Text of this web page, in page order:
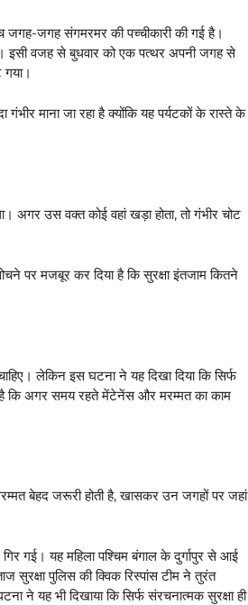
जगह संगमरमर की पच्चीकारी की गई है।
इसी वजह से बुधवार को एक पत्थर अपनी जगह से
माना जा रहा है क्योंकि यह पर्यटकों के रास्ते के
अगर उस वक्त कोई वहां खड़ा होता, तो गंभीर चोट
पर मजबूर कर दिया है कि सुरक्षा इंतजाम कितने
लेकिन इस घटना ने यह दिखा दिया कि सिर्फ
है कि अगर समय रहते मेंटेनेंस और मरम्मत का काम
बेहद जरूरी होती है, खासकर उन जगहों पर जहां
गई। यह महिला पश्चिम बंगाल के दुर्गापुर से आई
पुलिस की क्विक रिस्पांस टीम ने तुरंत
ने यह भी दिखाया कि सिर्फ संरचनात्मक सुरक्षा ही